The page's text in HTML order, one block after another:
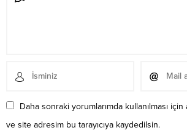
Daha sonraki yorumlarımda kullanılması
ve site adresim bu tarayıcıya kaydedilsin.